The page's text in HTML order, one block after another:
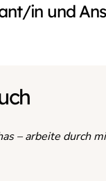
in und
– arbeite durch